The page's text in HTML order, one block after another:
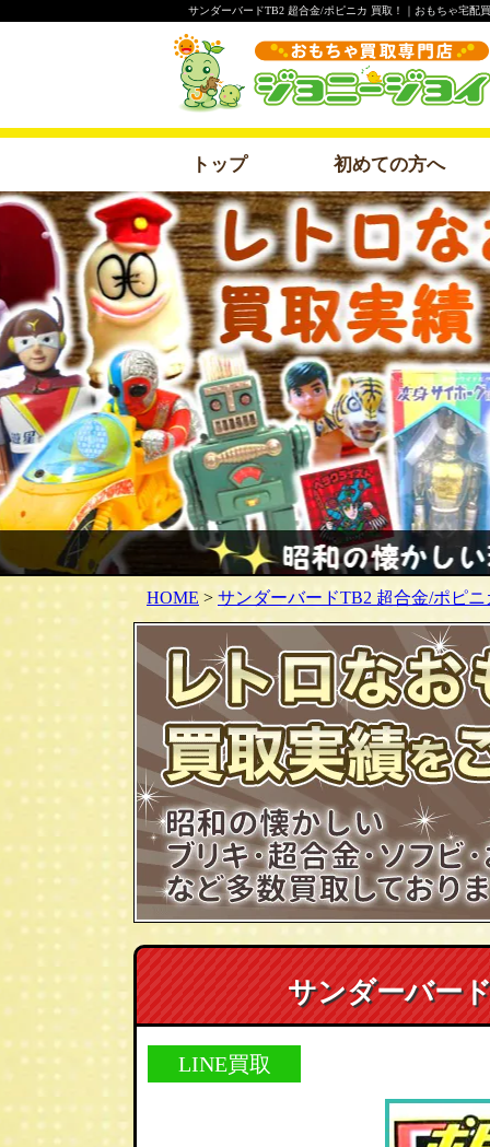
サンダーバードTB2 超合金/ポピニカ 買取！｜おもちゃ宅配
トップ 初めての方へ
HOME > サンダーバードTB2 超合金/ポピ
サンダーバー
LINE買取